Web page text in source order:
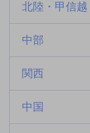
北陸・甲信越
中部
関西
中国